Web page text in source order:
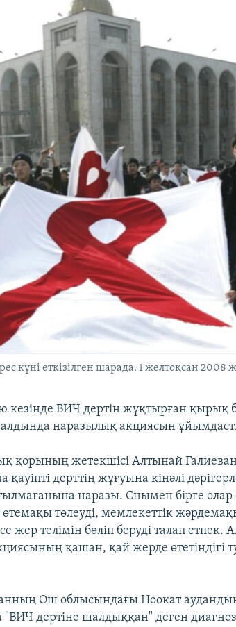
күні өткізілген шарада. 1 желтоқсан 2008
кезінде ВИЧ дертін жұқтырған қырық
алдында наразылық акциясын
қорының жетекшісі Алтынай
дерттің жұғуына кінәлі
наразы. Снымен бірге олар
төлеуді, мемлекеттік
жер телімін бөліп беруді талап
қашан, қай жерде өтетіндігі
Ош облысындағы Ноокат
дертіне шалдыққан" деген